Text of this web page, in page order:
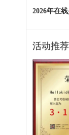
2026年在
活动推荐